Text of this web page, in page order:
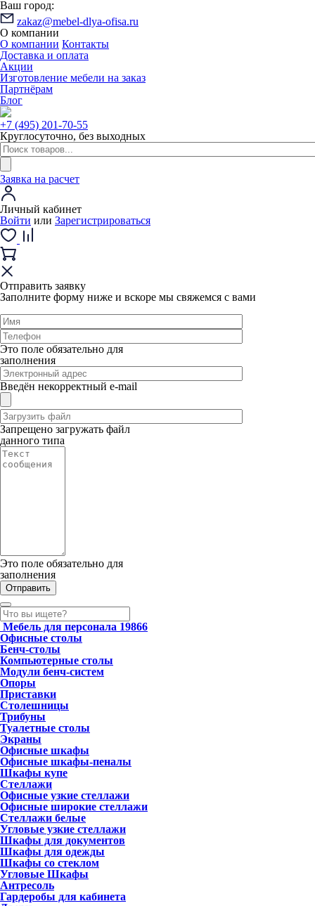
Ваш город:
zakaz@mebel-dlya-ofisa.ru
О компании
О компании Контакты
Доставка и оплата
Акции
Изготовление мебели на заказ
Партнёрам
Блог
+7 (495) 201-70-55
Круглосуточно, без выходных
Заявка на расчет
Личный кабинет
Войти или Зарегистрироваться
Отправить заявку
Заполните форму ниже и вскоре мы свяжемся с вами
Это поле обязательно для
заполнения
Введён некорректный e-mail
Запрещено загружать файл
данного типа
Это поле обязательно для
заполнения
Мебель для персонала 19866
Офисные столы
Бенч-столы
Компьютерные столы
Модули бенч-систем
Опоры
Приставки
Столешницы
Трибуны
Туалетные столы
Экраны
Офисные шкафы
Офисные шкафы-пеналы
Шкафы купе
Стеллажи
Офисные узкие стеллажи
Офисные широкие стеллажи
Стеллажи белые
Угловые узкие стеллажи
Шкафы для документов
Шкафы для одежды
Шкафы со стеклом
Угловые Шкафы
Антресоль
Гардеробы для кабинета